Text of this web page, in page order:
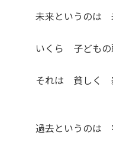
未来というのは
いくら 子ども
それは 貧しく
過去というのは